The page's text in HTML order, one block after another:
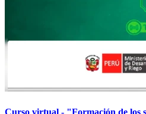
Curso virtual - "Formación de los